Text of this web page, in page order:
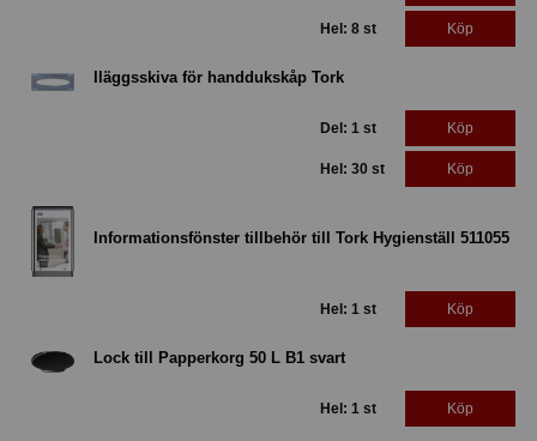
Hel: 8 st Köp
Iläggsskiva för handdukskåp Tork
Del: 1 st Köp
Hel: 30 st Köp
Informationsfönster tillbehör till Tork Hygienställ 511055
Hel: 1 st Köp
Lock till Papperkorg 50 L B1 svart
Hel: 1 st Köp